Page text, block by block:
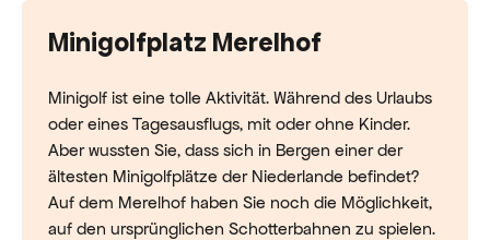
Minigolfplatz Merelhof
Minigolf ist eine tolle Aktivität. Während des Urlaubs
oder eines Tagesausflugs, mit oder ohne Kinder.
Aber wussten Sie, dass sich in Bergen einer der
ältesten Minigolfplätze der Niederlande befindet?
Auf dem Merelhof haben Sie noch die Möglichkeit,
auf den ursprünglichen Schotterbahnen zu spielen.